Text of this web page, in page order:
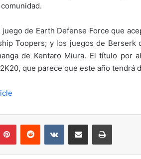
de Earth Defense Force que
Toopers; y los juegos de
de Kentaro Miura. El título
que parece que este año tendrá